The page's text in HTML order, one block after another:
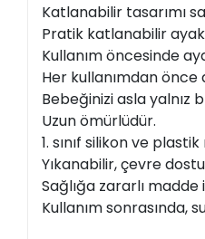
Katlanabilir tasarımı
Pratik katlanabilir
Kullanım öncesinde
Her kullanımdan
Bebeğinizi asla yalnız
Uzun ömürlüdür.
1. sınıf silikon ve
Yıkanabilir, çevre
Sağlığa zararlı madde
Kullanım sonrasında,